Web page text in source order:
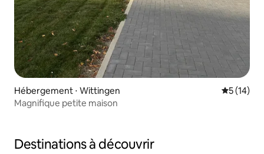
Hébergement ⋅ Wittingen
5 (14)
Magnifique petite maison
Destinations à découvrir